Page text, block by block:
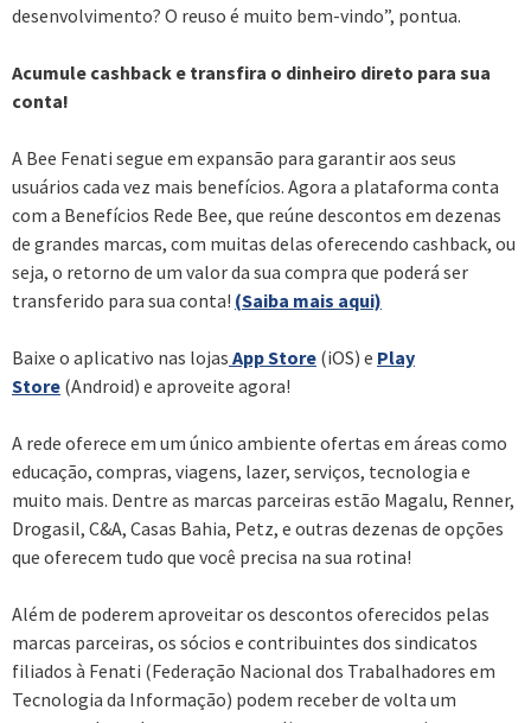
desenvolvimento? O reuso é muito bem-vindo”, pontua.
Acumule cashback e transfira o dinheiro direto para sua
conta!
A Bee Fenati segue em expansão para garantir aos seus
usuários cada vez mais benefícios. Agora a plataforma conta
com a Benefícios Rede Bee, que reúne descontos em dezenas
de grandes marcas, com muitas delas oferecendo cashback, ou
seja, o retorno de um valor da sua compra que poderá ser
transferido para sua conta! (Saiba mais aqui)
Baixe o aplicativo nas lojas App Store (iOS) e Play
Store (Android) e aproveite agora!
A rede oferece em um único ambiente ofertas em áreas como
educação, compras, viagens, lazer, serviços, tecnologia e
muito mais. Dentre as marcas parceiras estão Magalu, Renner,
Drogasil, C&A, Casas Bahia, Petz, e outras dezenas de opções
que oferecem tudo que você precisa na sua rotina!
Além de poderem aproveitar os descontos oferecidos pelas
marcas parceiras, os sócios e contribuintes dos sindicatos
filiados à Fenati (Federação Nacional dos Trabalhadores em
Tecnologia da Informação) podem receber de volta um